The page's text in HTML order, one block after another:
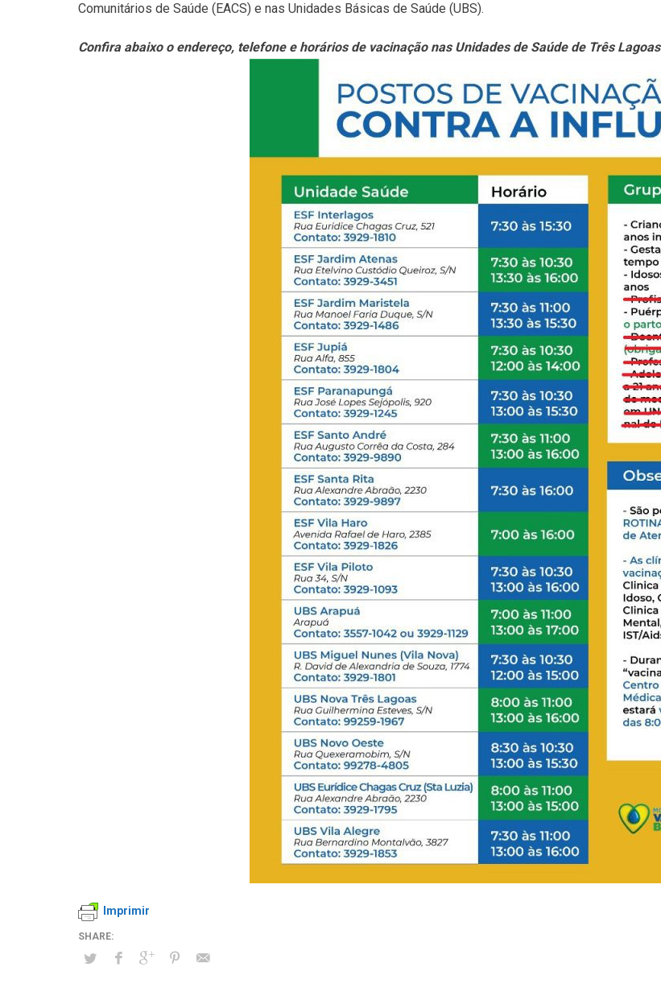
Comunitários de Saúde (EACS) e nas Unidades Básicas de Saúde (UBS).
Confira abaixo o endereço, telefone e horários de vacinação nas Unidades de Saúde de Três Lagoas
Imprimir